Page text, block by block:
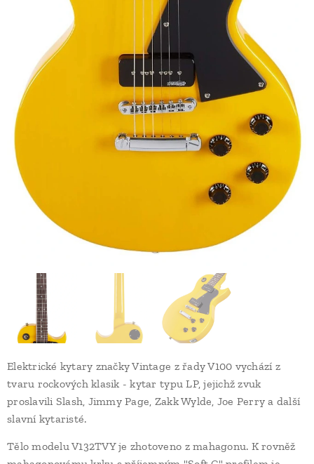
Elektrické kytary značky Vintage z řady V100 vychází z
tvaru rockových klasik - kytar typu LP, jejichž zvuk
proslavili Slash, Jimmy Page, Zakk Wylde, Joe Perry a další
slavní kytaristé.
Tělo modelu V132TVY je zhotoveno z mahagonu. K rovněž